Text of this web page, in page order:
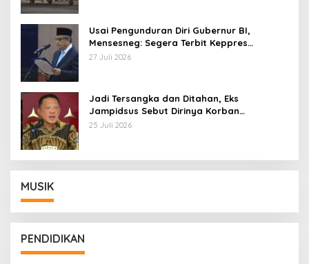
Usai Pengunduran Diri Gubernur BI,
Mensesneg: Segera Terbit Keppres
Pemberhentian dengan Hormat
27 Juli 2026
Jadi Tersangka dan Ditahan, Eks
Jampidsus Sebut Dirinya Korban
Kriminalisasi
25 Juli 2026
MUSIK
PENDIDIKAN